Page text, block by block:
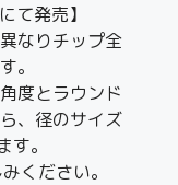
て発売】
なりチップ全
。
度とラウンド
、径のサイズ
。
ください。